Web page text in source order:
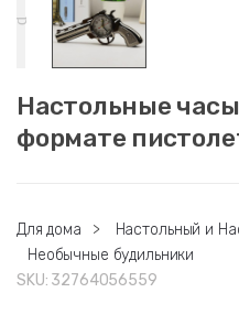
Настольные
формате
Для дома > Настольный и
Необычные будильники
SKU: 32764056559